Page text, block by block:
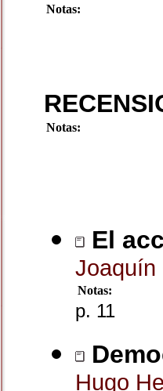
Notas:
Notas:
El
Notas:
p. 11
Hugo